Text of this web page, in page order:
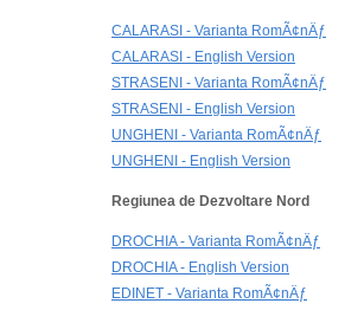
CALARASI - Varianta RomÃ¢nÄƒ
CALARASI - English Version
STRASENI - Varianta RomÃ¢nÄƒ
STRASENI - English Version
UNGHENI - Varianta RomÃ¢nÄƒ
UNGHENI - English Version
Regiunea de Dezvoltare Nord
DROCHIA - Varianta RomÃ¢nÄƒ
DROCHIA - English Version
EDINET - Varianta RomÃ¢nÄƒ